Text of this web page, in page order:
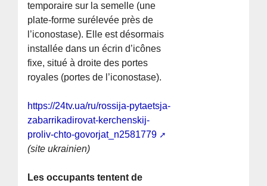
temporaire sur la semelle (une
plate-forme surélevée près de
l’iconostase). Elle est désormais
installée dans un écrin d’icônes
fixe, situé à droite des portes
royales (portes de l’iconostase).
https://24tv.ua/ru/rossija-pytaetsja-
zabarrikadirovat-kerchenskij-
proliv-chto-govorjat_n2581779
(site ukrainien)
Les occupants tentent de